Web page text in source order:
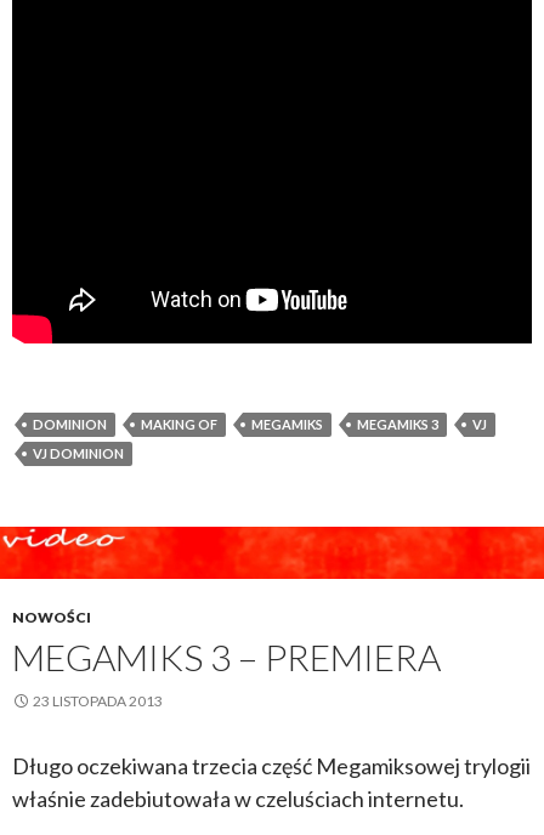
DOMINION MAKING OF MEGAMIKS MEGAMIKS 3
VJ
VJ DOMINION
NOWOŚCI
MEGAMIKS 3 – PREMIERA
23 LISTOPADA 2013
Długo oczekiwana trzecia część Megamiksowej trylogii
właśnie zadebiutowała w czeluściach internetu.